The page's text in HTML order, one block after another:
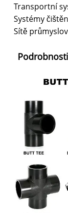
Transportní
Systémy
Sítě
Podrobnosti